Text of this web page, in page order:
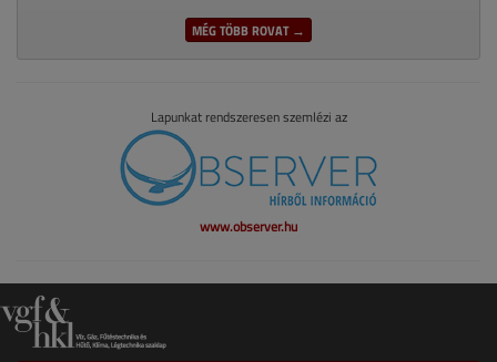
MÉG TÖBB ROVAT →
Lapunkat rendszeresen szemlézi az
www.observer.hu